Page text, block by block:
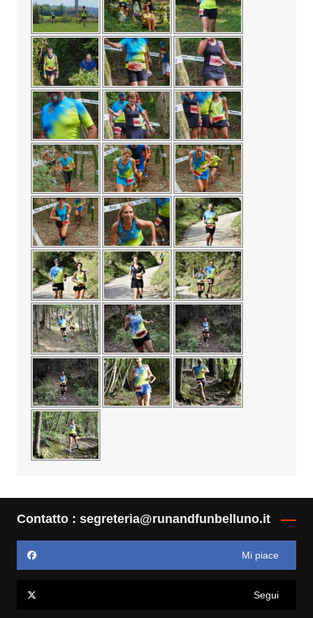
Contatto : segreteria@runandfunbelluno.it
Mi piace
Segui